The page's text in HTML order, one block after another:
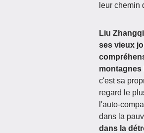
leur chemin
Liu
ses vieux
montagnes
c'est sa
regard le
l'auto-
dans la
dans la